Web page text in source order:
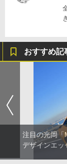
おすすめ記
注目の光岡「
デザインエッ